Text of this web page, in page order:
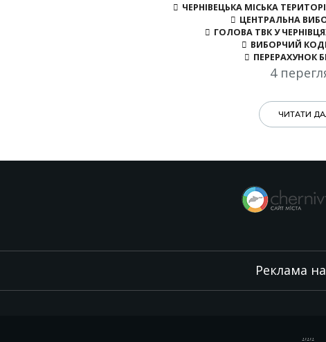
ЧЕРНІВЕЦЬКА МІСЬКА
ЦЕНТРАЛЬНА
ГОЛОВА ТВК У
ВИБОРЧИЙ
ПЕРЕРАХУНОК
4
ЧИТАТИ
Реклама
.,.,.